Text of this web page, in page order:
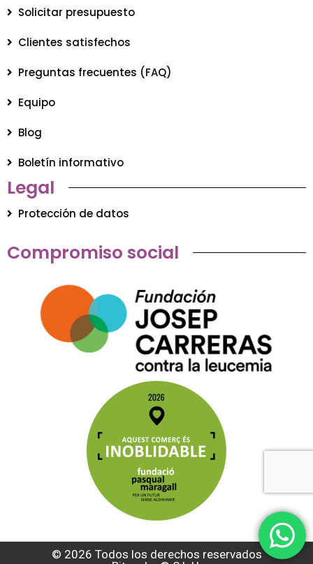
Solicitar presupuesto
Clientes satisfechos
Preguntas frecuentes (FAQ)
Equipo
Blog
Boletín informativo
Legal
Protección de datos
Compromiso social
© 2026 Todos los derechos reservados